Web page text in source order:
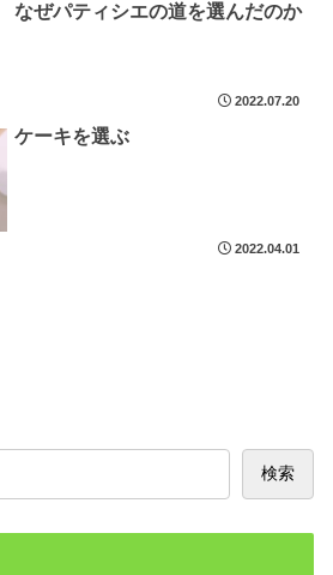
なぜパティシエの道を選んだのか
2022.07.20
ケーキを選ぶ
2022.04.01
検索